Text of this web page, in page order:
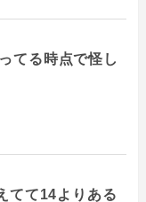
てる時点で怪し
てて14よりある